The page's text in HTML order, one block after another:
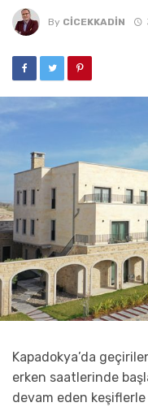
By CICEKKADIN
Kapadokya’da
erken saatlerinde
devam eden